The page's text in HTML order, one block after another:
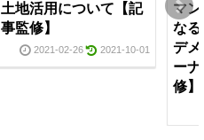
土地活用について【記
事監修】
2021-02-26 2021-10-01
マ
な
デ
ー
修】